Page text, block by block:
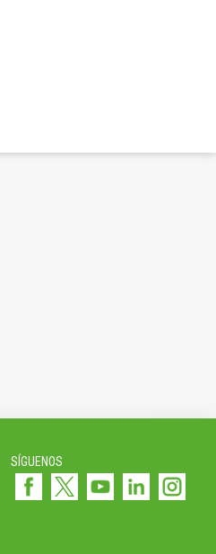
SÍGUENOS